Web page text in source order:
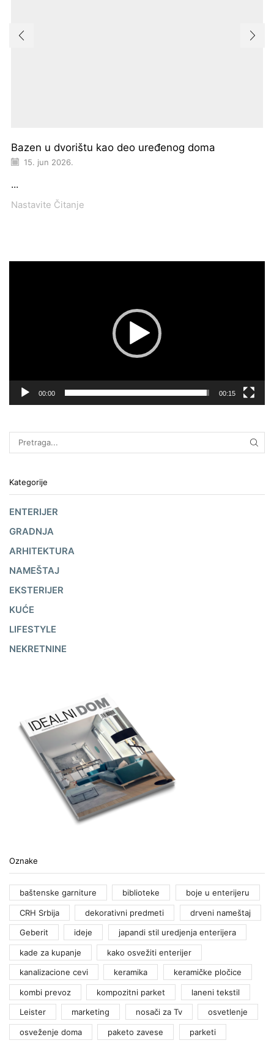
Bazen u dvorištu kao deo uređenog doma
15. jun 2026.
...
Nastavite Čitanje
00:00 00:15
Kategorije
ENTERIJER
GRADNJA
ARHITEKTURA
NAMEŠTAJ
EKSTERIJER
KUĆE
LIFESTYLE
NEKRETNINE
Oznake
baštenske garniture biblioteke boje u enterijeru
CRH Srbija dekorativni predmeti drveni nameštaj
Geberit ideje japandi stil uredjenja enterijera
kade za kupanje kako osvežiti enterijer
kanalizacione cevi keramika keramičke pločice
kombi prevoz kompozitni parket laneni tekstil
Leister marketing nosači za Tv osvetlenje
osveženje doma paketo zavese parketi